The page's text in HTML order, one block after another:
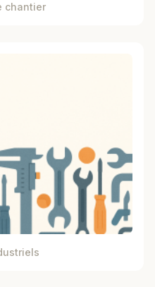
chantier